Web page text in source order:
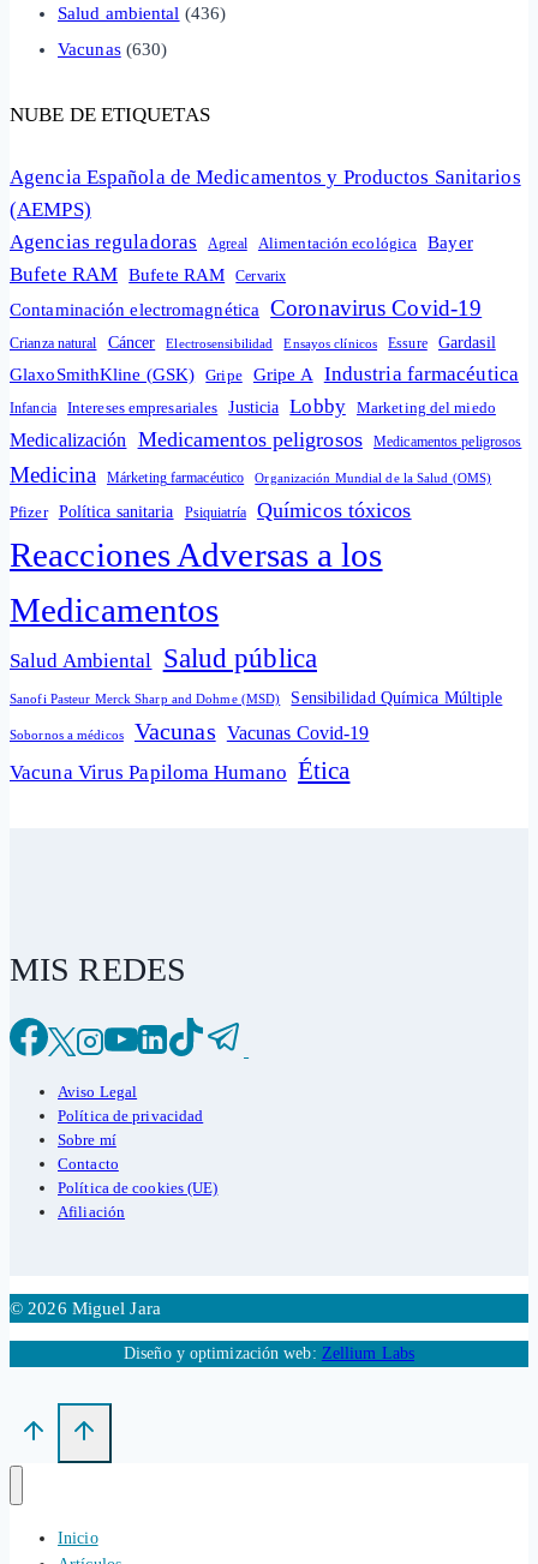
Salud ambiental (436)
Vacunas(630)
NUBE DE ETIQUETAS
Agencia Española de Medicamentos y Productos Sanitarios
(AEMPS)
Agencias reguladoras
Agreal Alimentación ecológica Bayer
Bufete RAM Bufete RAM Cervarix
Contaminación electromagnética Coronavirus Covid-19
Crianza natural Cáncer Electrosensibilidad Ensayos clínicos Essure Gardasil
GlaxoSmithKline (GSK) Gripe Gripe A Industria farmacéutica
Infancia Intereses empresariales Justicia Lobby Marketing del miedo
Medicalización Medicamentos peligrosos Medicamentos peligrosos
Medicina Márketing farmacéutico Organización Mundial de la Salud (OMS)
Pfizer Política sanitaria Psiquiatría Químicos tóxicos
Reacciones Adversas a los
Medicamentos
Salud Ambiental Salud pública
Sanofi Pasteur Merck Sharp and Dohme (MSD) Sensibilidad Química Múltiple
Sobornos a médicos Vacunas Vacunas Covid-19
Vacuna Virus Papiloma Humano Ética
MIS REDES
Aviso Legal
Política de privacidad
Sobre mí
Contacto
Política de cookies (UE)
Afiliación
© 2026 Miguel Jara
Diseño y optimización web: Zellium Labs
Inicio